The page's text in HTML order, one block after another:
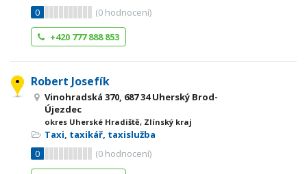
0
(0 hodnocení)
+420 777 888 853
Robert Josefík
Vinohradská 370, 687 34 Uherský Brod-
Újezdec
okres Uherské Hradiště, Zlínský kraj
Taxi, taxikář, taxislužba
0
(0 hodnocení)